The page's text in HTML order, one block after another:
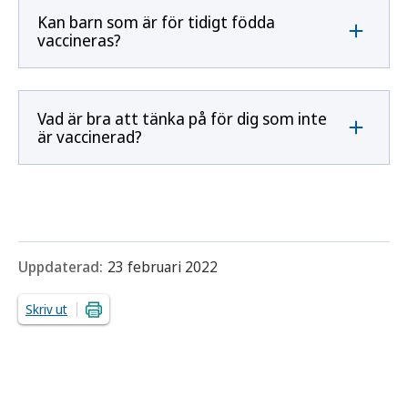
Kan barn som är för tidigt födda
vaccineras?
Vad är bra att tänka på för dig som inte
är vaccinerad?
Uppdaterad: 23 februari 2022
Skriv ut